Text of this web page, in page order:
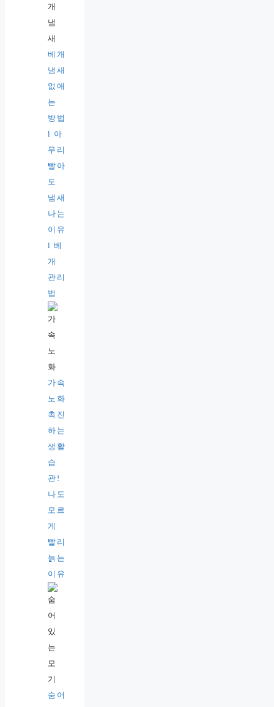
베개
냄새
없애
는
방법
l 아
무리
빨아
도
냄새
나는
이유
l 베
개
관리
법
가속
노화
촉진
하는
생활
습
관!
나도
모르
게
빨리
늙는
이유
숨어